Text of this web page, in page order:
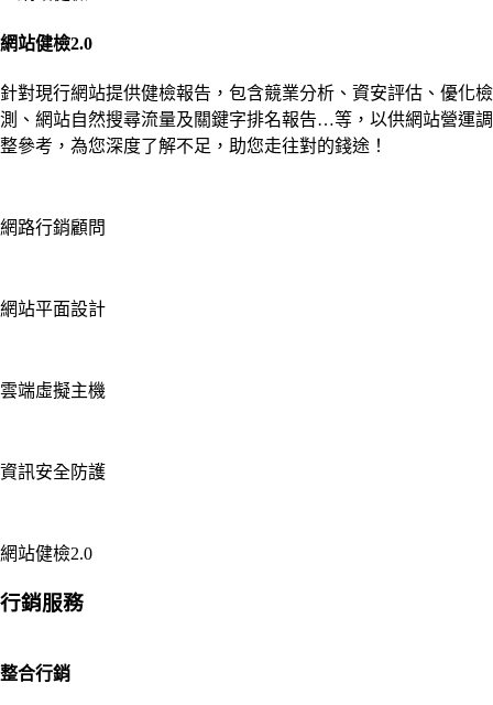
網站健檢2.0
針對現行網站提供健檢報告，包含競業分析、資安評估、優化檢
測、網站自然搜尋流量及關鍵字排名報告…等，以供網站營運調
整參考，為您深度了解不足，助您走往對的錢途！
網路行銷顧問
網站平面設計
雲端虛擬主機
資訊安全防護
網站健檢2.0
行銷服務
整合行銷